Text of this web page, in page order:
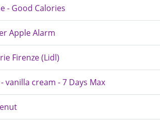
- Good Calories
Apple Alarm
Firenze (Lidl)
vanilla cream - 7 Days Max